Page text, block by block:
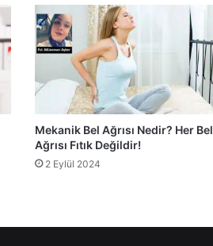
Mekanik Bel Ağrısı Nedir? Her Bel
Ağrısı Fıtık Değildir!
2 Eylül 2024